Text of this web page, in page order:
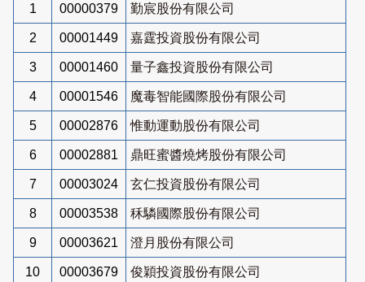
1 00000379 勤宸股份有限公司
2 00001449 嘉霆投資股份有限公司
3 00001460 量子鑫投資股份有限公司
4 00001546 魔毒智能國際股份有限公司
5 00002876 惟動運動股份有限公司
6 00002881 鼎旺蜜醬燒烤股份有限公司
7 00003024 玄仁投資股份有限公司
8 00003538 秝驎國際股份有限公司
9 00003621 澄月股份有限公司
10 00003679 俊穎投資股份有限公司